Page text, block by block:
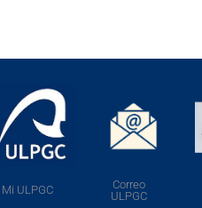
Mi ULPGC
Correo
ULPGC